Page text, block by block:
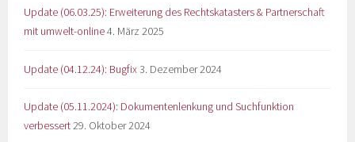
Update (06.03.25): Erweiterung des Rechtskatasters & Partnerschaft
mit umwelt-online4. März 2025
Update (04.12.24): Bugfix 3. Dezember 2024
Update (05.11.2024): Dokumentenlenkung und Suchfunktion
verbessert29. Oktober 2024